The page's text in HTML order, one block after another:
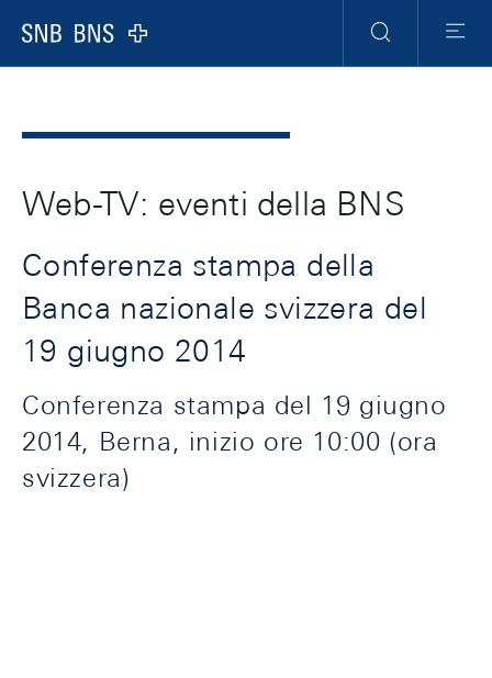
Logo
Navigation
Ricerca Menu
Web-TV: eventi della BNS
Conferenza stampa della
Banca nazionale svizzera del
19 giugno 2014
Conferenza stampa del 19 giugno
2014, Berna, inizio ore 10:00 (ora
svizzera)